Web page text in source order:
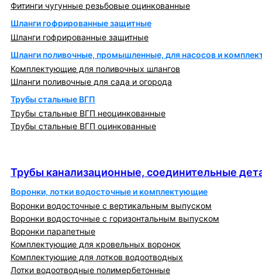
Фитинги чугунные резьбовые оцинкованные
Шланги гофрированные защитные
Шланги гофрированные защитные
Шланги поливочные, промышленные, для насосов и
Комплектующие для поливочных шлангов
Шланги поливочные для сада и огорода
Трубы стальные ВГП
Трубы стальные ВГП неоцинкованные
Трубы стальные ВГП оцинкованные
Трубы канализационные, соединительные
Воронки, лотки водосточные и комплектующие
Воронки водосточные с вертикальным выпуском
Воронки водосточные с горизонтальным выпуском
Воронки парапетные
Комплектующие для кровельных воронок
Комплектующие для лотков водоотводных
Лотки водоотводные полимербетонные